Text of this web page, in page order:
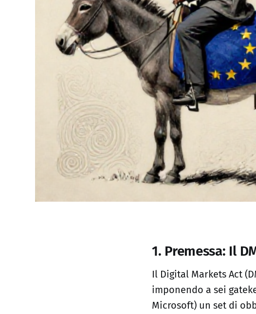
1. Premessa: Il
Il Digital Markets Act
imponendo a sei
Microsoft) un set di